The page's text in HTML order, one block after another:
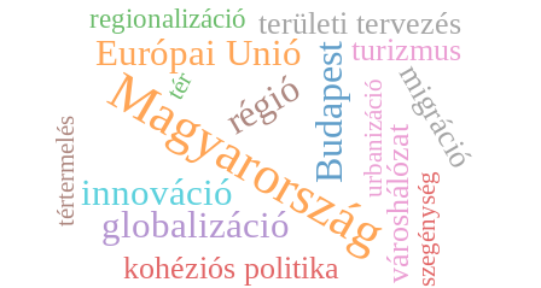
Magyarország
Budapest
innováció
Európai Unió
globalizáció
régió
városhálózat
területi tervezés
kohéziós politika
migráció
turizmus
regionalizáció
urbanizáció
szegénység
tér
tértermelés